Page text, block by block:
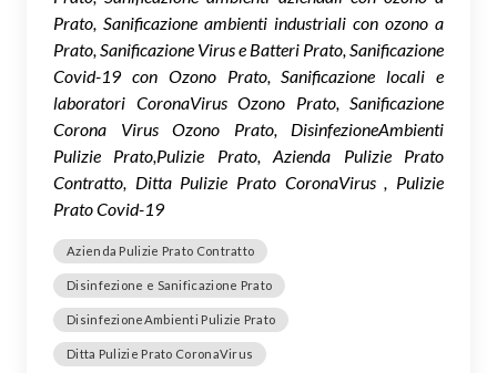
Prato, Sanificazione ambienti industriali con ozono a
Prato, Sanificazione Virus e Batteri Prato, Sanificazione
Covid-19 con Ozono Prato, Sanificazione locali e
laboratori CoronaVirus Ozono Prato, Sanificazione
Corona Virus Ozono Prato, DisinfezioneAmbienti
Pulizie Prato,Pulizie Prato, Azienda Pulizie Prato
Contratto, Ditta Pulizie Prato CoronaVirus , Pulizie
Prato Covid-19
Azienda Pulizie Prato Contratto
Disinfezione e Sanificazione Prato
DisinfezioneAmbienti Pulizie Prato
Ditta Pulizie Prato CoronaVirus